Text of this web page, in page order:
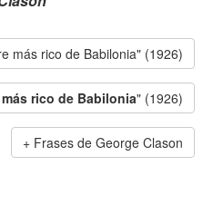
más rico de Babilonia" (1926)
rico de Babilonia" (1926)
Frases de George Clason